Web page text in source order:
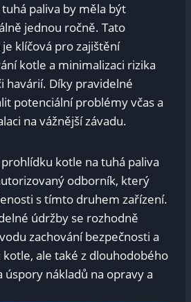
paliva by měla být
jednou ročně. Tato
klíčová pro zajištění
kotle a minimalizaci rizika
havárií. Díky pravidelné
potenciální problémy včas a
na vážnější závadu.
kotle na tuhá paliva
odborník, který
s tímto druhem zařízení.
údržby se rozhodně
zachování bezpečnosti a
ale také z dlouhodobého
úspory nákladů na opravy a